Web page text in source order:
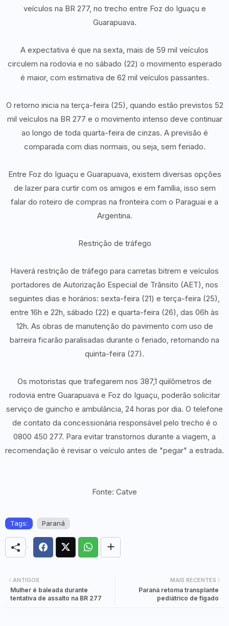
veículos na BR 277, no trecho entre Foz do Iguaçu e
Guarapuava.
A expectativa é que na sexta, mais de 59 mil veículos
circulem na rodovia e no sábado (22) o movimento esperado
é maior, com estimativa de 62 mil veículos passantes.
O retorno inicia na terça-feira (25), quando estão previstos 52
mil veículos na BR 277 e o movimento intenso deve continuar
ao longo de toda quarta-feira de cinzas. A previsão é
comparada com dias normais, ou seja, sem feriado.
Entre Foz do Iguaçu e Guarapuava, existem diversas opções
de lazer para curtir com os amigos e em família, isso sem
falar do roteiro de compras na fronteira com o Paraguai e a
Argentina.
Restrição de tráfego
Haverá restrição de tráfego para carretas bitrem e veículos
portadores de Autorização Especial de Trânsito (AET), nos
seguintes dias e horários: sexta-feira (21) e terça-feira (25),
entre 16h e 22h, sábado (22) e quarta-feira (26), das 06h às
12h. As obras de manutenção do pavimento com uso de
barreira ficarão paralisadas durante o feriado, retornando na
quinta-feira (27).
Os motoristas que trafegarem nos 387,1 quilômetros de
rodovia entre Guarapuava e Foz do Iguaçu, poderão solicitar
serviço de guincho e ambulância, 24 horas por dia. O telefone
de contato da concessionária responsável pelo trecho é o
0800 450 277. Para evitar transtornos durante a viagem, a
recomendação é revisar o veículo antes de "pegar" a estrada.
Fonte: Catve
Tags: Paraná
MAIS RECENTES
Paraná retoma transplante
pediátrico de fígado
ANTIGOS
Mulher é baleada durante
tentativa de assalto na BR 277